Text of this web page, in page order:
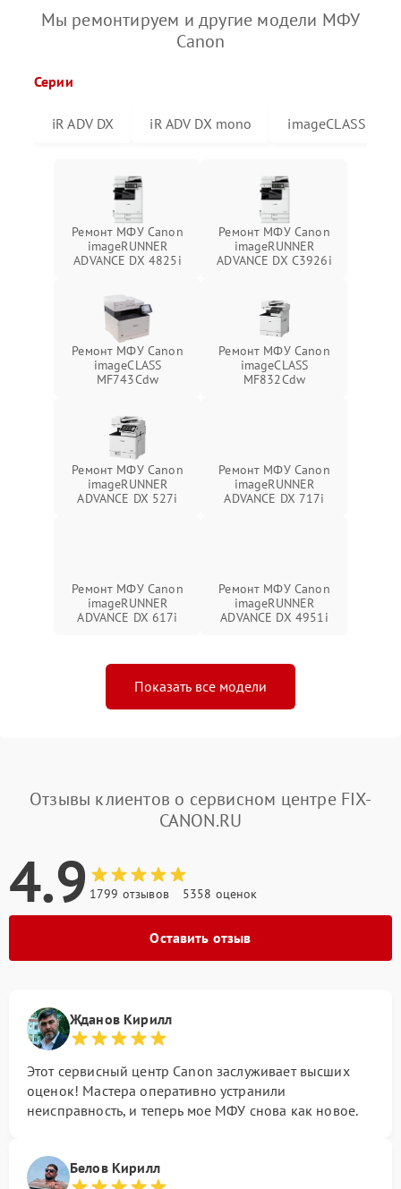
Мы ремонтируем и другие модели МФУ
Canon
Серии
iR ADV DX iR ADV DX mono imageCLASS
Ремонт МФУ Canon
imageRUNNER
ADVANCE DX 4825i
Ремонт МФУ Canon
imageRUNNER
ADVANCE DX C3926i
Ремонт МФУ Canon
imageCLASS
MF743Cdw
Ремонт МФУ Canon
imageCLASS
MF832Cdw
Ремонт МФУ Canon
imageRUNNER
ADVANCE DX 527i
Ремонт МФУ Canon
imageRUNNER
ADVANCE DX 717i
Ремонт МФУ Canon
imageRUNNER
ADVANCE DX 617i
Ремонт МФУ Canon
imageRUNNER
ADVANCE DX 4951i
Показать все модели
Отзывы клиентов о сервисном центре FIX-
CANON.RU
4.9 1799 отзывов 5358 оценок
Оставить отзыв
Жданов Кирилл
Этот сервисный центр Canon заслуживает высших
оценок! Мастера оперативно устранили
неисправность, и теперь мое МФУ снова как новое.
Белов Кирилл